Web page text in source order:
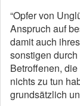
“Opfer von
Anspruch auf
damit auch
sonstigen
Betroffenen,
nichts zu tun
grundsätzlich